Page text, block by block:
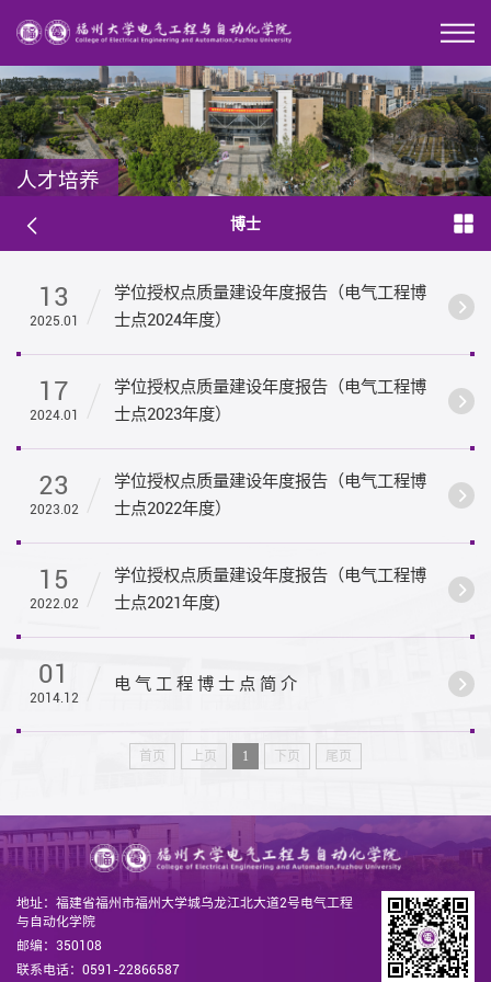
人才培养
博士
13
2025.01
学位授权点质量建设年度报告（电气工程博
士点2024年度）
17
2024.01
学位授权点质量建设年度报告（电气工程博
士点2023年度）
23
2023.02
学位授权点质量建设年度报告（电气工程博
士点2022年度）
15
2022.02
学位授权点质量建设年度报告（电气工程博
士点2021年度)
01
2014.12
电 气 工 程 博 士 点 简 介
首页 上页 1 下页 尾页
地址：福建省福州市福州大学城乌龙江北大道2号电气工程
与自动化学院
邮编：350108
联系电话：0591-22866587